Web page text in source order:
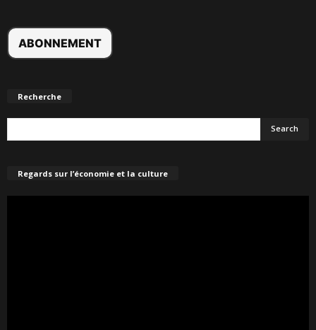
Recherche
Regards sur l’économie et la culture